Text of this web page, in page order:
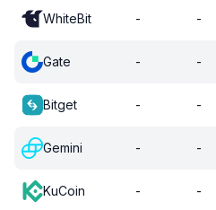
WhiteBit - -
Gate - -
Bitget - -
Gemini - -
KuCoin - -